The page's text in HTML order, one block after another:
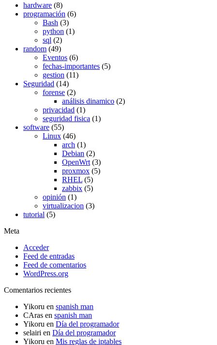
hardware (8)
programación (6)
Bash (3)
python (1)
sql (2)
random (49)
Eventos (6)
fechas-importantes (5)
gestion (11)
Seguridad (14)
forense (2)
análisis dinamico (2)
privacidad (1)
seguridad fisica (1)
software (55)
Linux (46)
arch (1)
Debian (2)
OpenWrt (3)
proxmox (5)
RHEL (5)
zabbix (5)
opinión (1)
virtualizacion (3)
tutorial (5)
Meta
Acceder
Feed de entradas
Feed de comentarios
WordPress.org
Comentarios recientes
Yikoru en spanish man
CAras en spanish man
Yikoru en Día del programador
selairi en Día del programador
Yikoru en Mis reglas de iptables